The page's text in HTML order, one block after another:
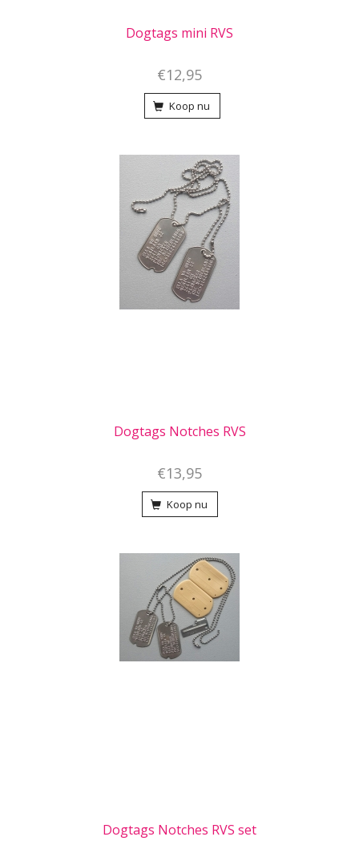
Dogtags mini RVS
€12,95
Koop nu
Dogtags Notches RVS
€13,95
Koop nu
Dogtags Notches RVS set